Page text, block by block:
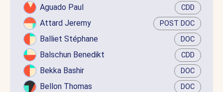
Aguado Paul CDD
Attard Jeremy POST DOC
Balliet Stéphane DOC
Balschun Benedikt CDD
Bekka Bashir DOC
Bellon Thomas DOC